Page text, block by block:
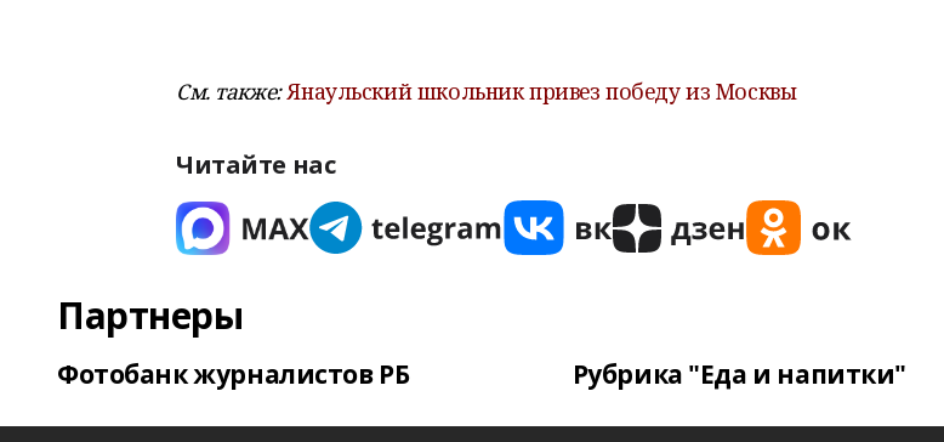
См. также:Янаульский школьник привез победу из Москвы
Читайте нас
Партнеры
Фотобанк журналистов РБ Рубрика "Еда и напитки"